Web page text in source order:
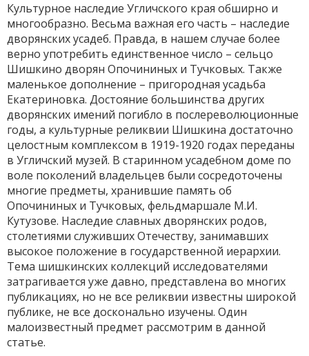
Культурное наследие Угличского края обширно и
многообразно. Весьма важная его часть – наследие
дворянских усадеб. Правда, в нашем случае более
верно употребить единственное число – сельцо
Шишкино дворян Опочининых и Тучковых. Также
маленькое дополнение – пригородная усадьба
Екатериновка. Достояние большинства других
дворянских имений погибло в послереволюционные
годы, а культурные реликвии Шишкина достаточно
целостным комплексом в 1919-1920 годах переданы
в Угличский музей. В старинном усадебном доме по
воле поколений владельцев были сосредоточены
многие предметы, хранившие память об
Опочининых и Тучковых, фельдмаршале М.И.
Кутузове. Наследие славных дворянских родов,
столетиями служивших Отечеству, занимавших
высокое положение в государственной иерархии.
Тема шишкинских коллекций исследователями
затрагивается уже давно, представлена во многих
публикациях, но не все реликвии известны широкой
публике, не все досконально изучены. Один
малоизвестный предмет рассмотрим в данной
статье.